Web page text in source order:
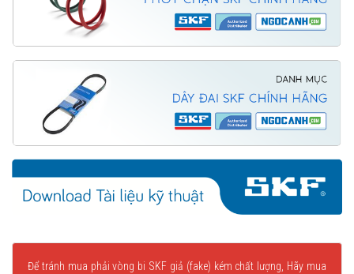
Để tránh mua phải vòng bi SKF giả (fake) kém chất lượng, Hãy mua